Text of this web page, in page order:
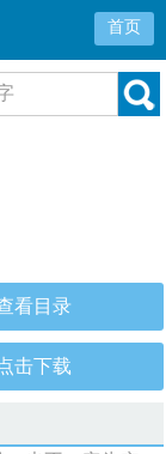
首页
看目录
击下载